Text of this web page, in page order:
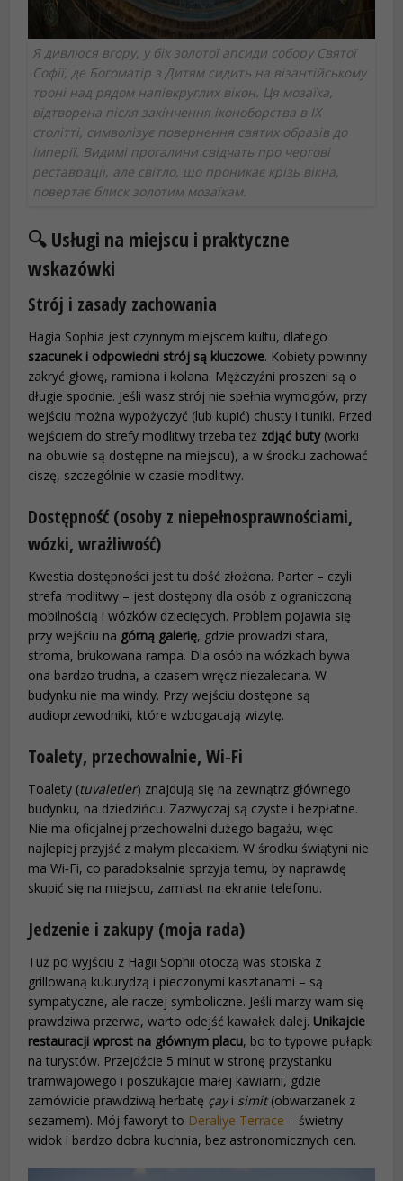
Я дивлюся вгору, у бік золотої апсиди собору Святої
Софії, де Богоматір з Дитям сидить на візантійському
троні над рядом напівкруглих вікон. Ця мозаїка,
відтворена після закінчення іконоборства в IX
столітті, символізує повернення святих образів до
імперії. Видимі прогалини свідчать про чергові
реставрації, але світло, що проникає крізь вікна,
повертає блиск золотим мозаїкам.
🔍 Usługi na miejscu i praktyczne
wskazówki
Strój i zasady zachowania
Hagia Sophia jest czynnym miejscem kultu, dlatego
szacunek i odpowiedni strój są kluczowe. Kobiety powinny
zakryć głowę, ramiona i kolana. Mężczyźni proszeni są o
długie spodnie. Jeśli wasz strój nie spełnia wymogów, przy
wejściu można wypożyczyć (lub kupić) chusty i tuniki. Przed
wejściem do strefy modlitwy trzeba też zdjąć buty(worki
na obuwie są dostępne na miejscu), a w środku zachować
ciszę, szczególnie w czasie modlitwy.
Dostępność (osoby z niepełnosprawnościami,
wózki, wrażliwość)
Kwestia dostępności jest tu dość złożona. Parter – czyli
strefa modlitwy – jest dostępny dla osób z ograniczoną
mobilnością i wózków dziecięcych. Problem pojawia się
przy wejściu na górną galerię, gdzie prowadzi stara,
stroma, brukowana rampa. Dla osób na wózkach bywa
ona bardzo trudna, a czasem wręcz niezalecana. W
budynku nie ma windy. Przy wejściu dostępne są
audioprzewodniki, które wzbogacają wizytę.
Toalety, przechowalnie, Wi‑Fi
Toalety (tuvaletler) znajdują się na zewnątrz głównego
budynku, na dziedzińcu. Zazwyczaj są czyste i bezpłatne.
Nie ma oficjalnej przechowalni dużego bagażu, więc
najlepiej przyjść z małym plecakiem. W środku świątyni nie
ma Wi‑Fi, co paradoksalnie sprzyja temu, by naprawdę
skupić się na miejscu, zamiast na ekranie telefonu.
Jedzenie i zakupy (moja rada)
Tuż po wyjściu z Hagii Sophii otoczą was stoiska z
grillowaną kukurydzą i pieczonymi kasztanami – są
sympatyczne, ale raczej symboliczne. Jeśli marzy wam się
prawdziwa przerwa, warto odejść kawałek dalej. Unikajcie
restauracji wprost na głównym placu, bo to typowe pułapki
na turystów. Przejdźcie 5 minut w stronę przystanku
tramwajowego i poszukajcie małej kawiarni, gdzie
zamówicie prawdziwą herbatę çayi simit(obwarzanek z
sezamem). Mój faworyt to Deraliye Terrace – świetny
widok i bardzo dobra kuchnia, bez astronomicznych cen.